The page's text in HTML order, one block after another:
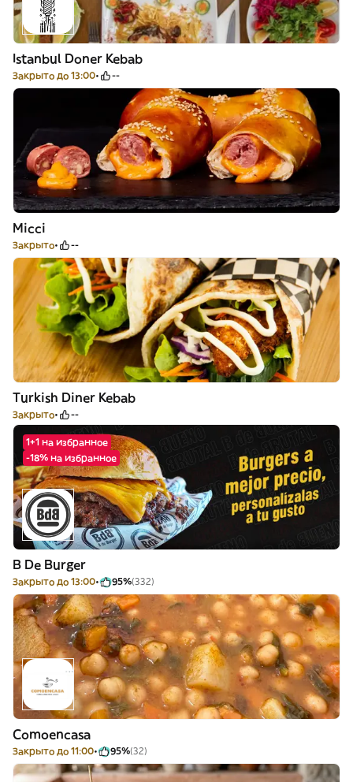
Istanbul Doner Kebab
Закрыто до 13:00 --
Micci
Закрыто --
Turkish Diner Kebab
Закрыто --
1+1 на избранное
-18% на избранное
B De Burger
Закрыто до 13:00 95%(332)
Comoencasa
Закрыто до 11:00 95%(32)